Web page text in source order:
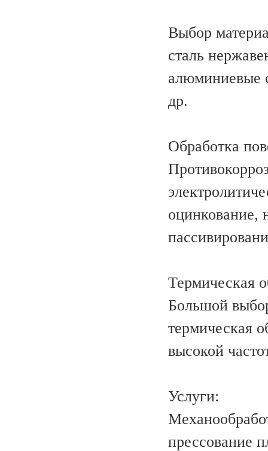
Выбор
сталь
алюминиевые
др.
Обработка
оцинкование,
Термическая
Большой
термическая
высокой
Услуги:
прессование